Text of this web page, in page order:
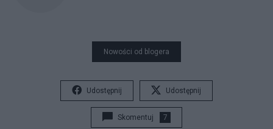
Nowości od blogera
Udostępnij Udostępnij
Skomentuj 7